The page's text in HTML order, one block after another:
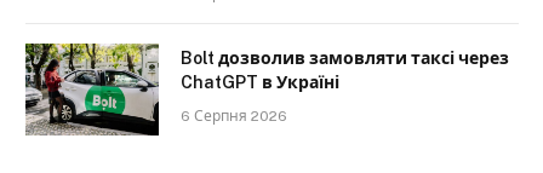
Bolt дозволив замовляти таксі через
ChatGPT в Україні
6 Серпня 2026